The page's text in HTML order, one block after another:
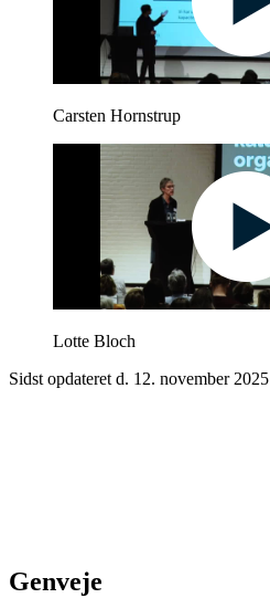
Carsten Hornstrup
Lotte Bloch
Sidst opdateret d. 12. november 2025
Genveje